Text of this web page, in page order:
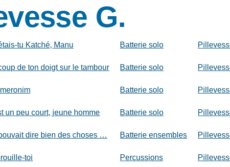
G.
tu Katché, Manu Batterie solo
de ton doigt sur le tambour Batterie solo
Batterie solo
un peu court, jeune homme Batterie solo
dire bien des choses … Batterie ensembles
toi Percussions